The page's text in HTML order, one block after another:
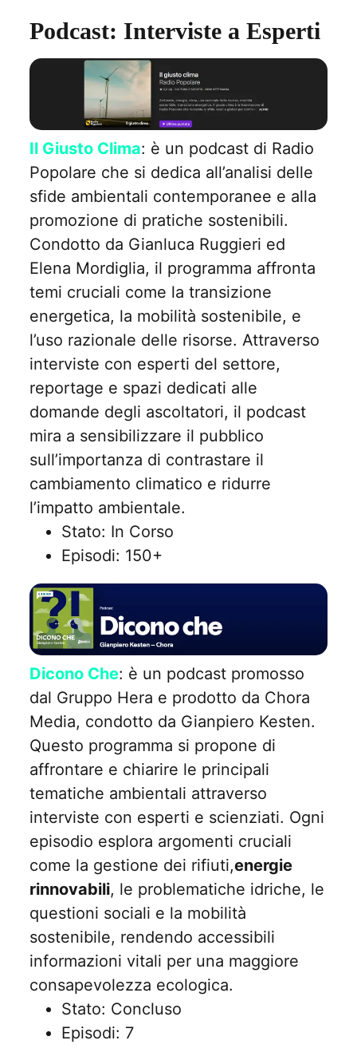
Podcast: Interviste a Esperti
Il Giusto Clima: è un podcast di Radio
Popolare che si dedica all’analisi delle
sfide ambientali contemporanee e alla
promozione di pratiche sostenibili.
Condotto da Gianluca Ruggieri ed
Elena Mordiglia, il programma affronta
temi cruciali come la transizione
energetica, la mobilità sostenibile, e
l’uso razionale delle risorse. Attraverso
interviste con esperti del settore,
reportage e spazi dedicati alle
domande degli ascoltatori, il podcast
mira a sensibilizzare il pubblico
sull’importanza di contrastare il
cambiamento climatico e ridurre
l’impatto ambientale.
Stato: In Corso
Episodi: 150+
Dicono Che: è un podcast promosso
dal Gruppo Hera e prodotto da Chora
Media, condotto da Gianpiero Kesten.
Questo programma si propone di
affrontare e chiarire le principali
tematiche ambientali attraverso
interviste con esperti e scienziati. Ogni
episodio esplora argomenti cruciali
come la gestione dei rifiuti,energie
rinnovabili, le problematiche idriche, le
questioni sociali e la mobilità
sostenibile, rendendo accessibili
informazioni vitali per una maggiore
consapevolezza ecologica.
Stato: Concluso
Episodi: 7